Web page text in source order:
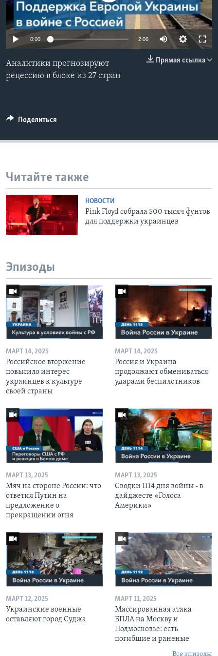
Learning English
СОЦИАЛЬНЫЕ СЕТИ
0:00 2:06
Прямая ссылка
Аналитики прогнозируют
рецессию в блоке из 27 стран
Поделиться
Читайте также
НОВОСТИ
Pink Floyd собрала 500 тысяч фунтов
для поддержки украинцев
Эпизоды
МАРТ 14, 2025
Российское вторжение
повысило интерес
украинцев к культуре
своей страны
МАРТ 14, 2025
Россия и Украина
продолжают обмениваться
ударами беспилотников
МАРТ 13, 2025
Мяч на стороне России: что
ответил Путин на
предложение о
прекращении огня
МАРТ 13, 2025
Сводки 1114 дня войны - в
дайджесте «Голоса
Америки»
МАРТ 12, 2025
Украинские военные
оставляют город Суджа
МАРТ 11, 2025
Массированная атака
БПЛА на Москву и
Подмосковье: есть
погибшие и раненые
Все эпизоды